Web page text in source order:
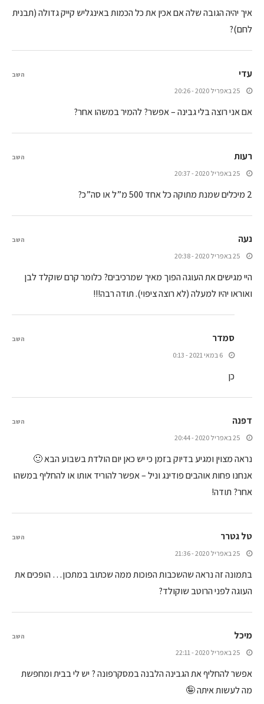
איך יהיה הגובה שלה אם אכין את כל הכמות באינגליש קייק גדולה (תבנית
לחם)?
עדי
25 באפריל 2020 - 20:26
אם אני רוצה בלי גבינה – אפשר? להמיר במשהו אחר?
השב
רעות
25 באפריל 2020 - 20:37
2 מיכלים שמנת מתוקה כל אחד 500 מ”ל או סה”כ?
השב
נעה
25 באפריל 2020 - 20:38
היי מגישים את העוגה הפוך מאיך שמרכיבים? כלומר קרם שוקלד לבן
ואוראו יהיו למעלה (לא רוצה ציפוי). תודה רבה!!!
השב
סמדר
6 במאי 2021 - 0:13
כן
השב
דפנה
25 באפריל 2020 - 20:44
נראה מצוין ומגיע בדיוק בזמן כי יש כאן יום הולדת בשבוע הבא 🙂
אנחנו פחות אוהבים פודינג וניל – אפשר להוריד אותו או להחליף במשהו
אחר? תודה!
השב
טל גטרר
25 באפריל 2020 - 21:36
בתמונה זה נראה שהשכבות הפוכות ממה שכתוב במתכון… הופכים את
העוגה לפני הרוטב שוקולד?
השב
מיכל
25 באפריל 2020 - 22:11
אפשר להחליף את הגבינה הלבנה במסקרפונה ? יש לי בבית ומחפשת
מה לעשות איתה 🤪
השב